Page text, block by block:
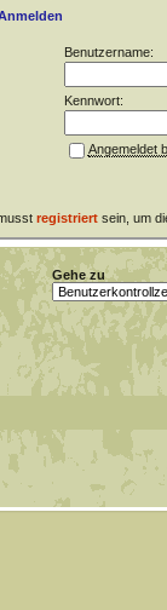
Benutzername:
Kennwort:
Angemeldet
registriertsein, um
Gehe zu